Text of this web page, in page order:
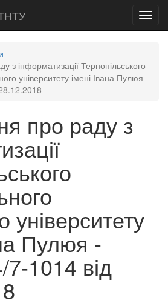
з інформатизації Тернопільського
університету імені Івана Пулюя -
про раду з
університету
Пулюя -
1014 від